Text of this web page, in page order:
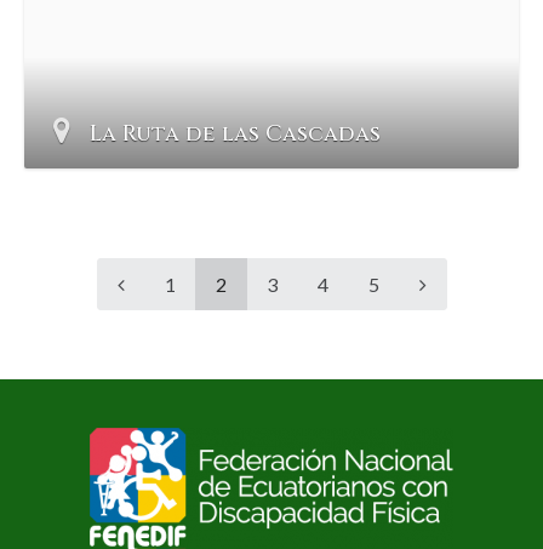
La Ruta de las Cascadas
1 2 3 4 5